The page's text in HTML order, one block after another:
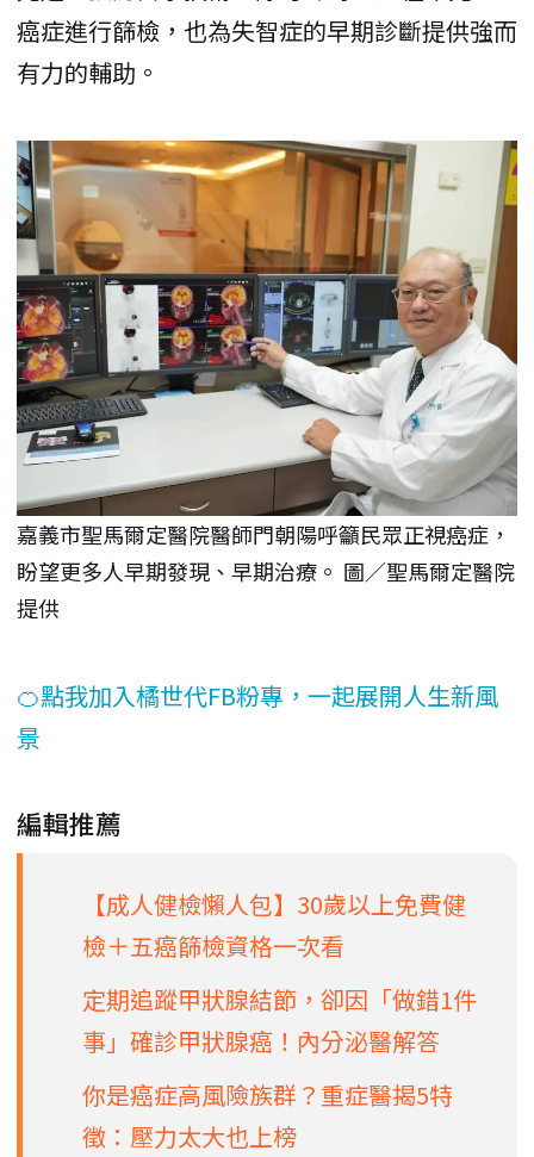
癌症進行篩檢，也為失智症的早期診斷提供強而
有力的輔助。
嘉義市聖馬爾定醫院醫師門朝陽呼籲民眾正視癌症，
盼望更多人早期發現、早期治療。 圖／聖馬爾定醫院
提供
🍊點我加入橘世代FB粉專，一起展開人生新風
景
編輯推薦
【成人健檢懶人包】30歲以上免費健
檢＋五癌篩檢資格一次看
定期追蹤甲狀腺結節，卻因「做錯1件
事」確診甲狀腺癌！內分泌醫解答
你是癌症高風險族群？重症醫揭5特
徵：壓力太大也上榜